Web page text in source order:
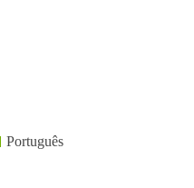
Português